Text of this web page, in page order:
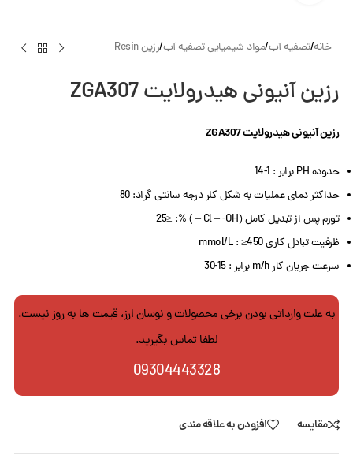
خانه/تصفیه آب/مواد شیمیایی تصفیه آب/رزین Resin
رزین آنیونی هیدرولایت ZGA307
رزین آنیونی هیدرولایت ZGA307
حدوده PH برابر : 1-14
حداکثر دمای عملیات به شکل کلر درجه سانتی گراد: 80
تورم پس از تبدیل کامل (Cl – -OH – ) %: ≤25
ظرفیت تبادل کاری mmol/L : ≥450
سرعت جریان کار m/h برابر : 15-30
به علت وارداتی بودن برخی محصولات و نوسان ارز، قیمت ها به روز نیست.
لطفا تماس بگیرید.
09304443328
مقایسه افزودن به علاقه مندی